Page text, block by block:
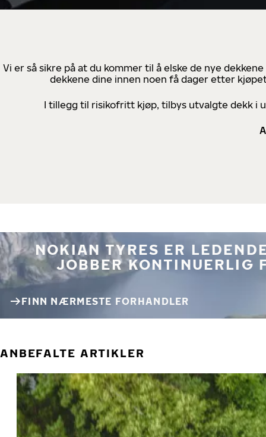
Vi er så sikre på at du kommer til å elske de nye
dekkene dine innen noen få dager etter
I tillegg til risikofritt kjøp, tilbys utvalgte dekk i
NOKIAN TYRES ER
JOBBER KONTINUERLIG
FINN NÆRMESTE FORHANDLER
ANBEFALTE ARTIKLER